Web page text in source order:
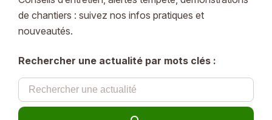
de chantiers : suivez nos infos pratiques et
nouveautés.
Rechercher une actualité par mots clés :